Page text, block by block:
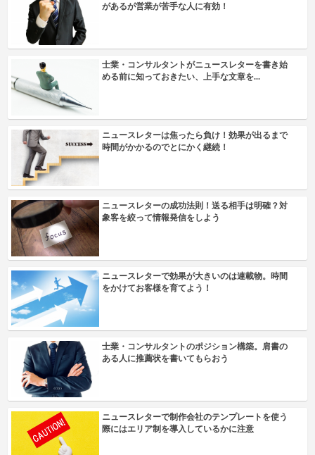
があるが営業が苦手な人に有効！
士業・コンサルタントがニュースレターを書き始
める前に知っておきたい、上手な文章を...
ニュースレターは焦ったら負け！効果が出るまで
時間がかかるのでとにかく継続！
ニュースレターの成功法則！送る相手は明確？対
象客を絞って情報発信をしよう
ニュースレターで効果が大きいのは連載物。時間
をかけてお客様を育てよう！
士業・コンサルタントのポジション構築。肩書の
ある人に推薦状を書いてもらおう
ニュースレターで制作会社のテンプレートを使う
際にはエリア制を導入しているかに注意